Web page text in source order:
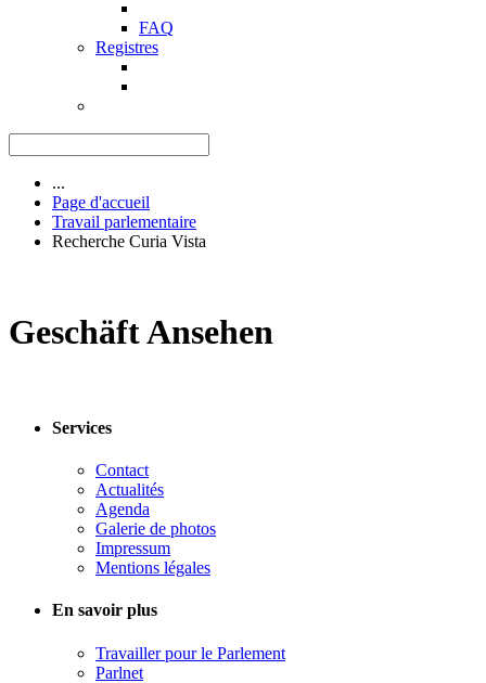
FAQ
Registres
...
Page d'accueil
Travail parlementaire
Recherche Curia Vista
Geschäft Ansehen
Services
Contact
Actualités
Agenda
Galerie de photos
Impressum
Mentions légales
En savoir plus
Travailler pour le Parlement
Parlnet